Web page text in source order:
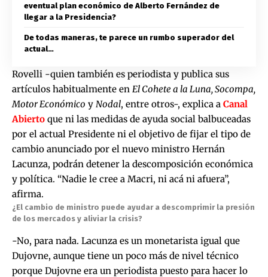
eventual plan económico de Alberto Fernández de
llegar a la Presidencia?
De todas maneras, te parece un rumbo superador del
actual…
Rovelli -quien también es periodista y publica sus
artículos habitualmente en El Cohete a la Luna, Socompa,
Motor Económico y Nodal, entre otros-, explica a Canal
Abierto que ni las medidas de ayuda social balbuceadas
por el actual Presidente ni el objetivo de fijar el tipo de
cambio anunciado por el nuevo ministro Hernán
Lacunza, podrán detener la descomposición económica
y política. “Nadie le cree a Macri, ni acá ni afuera”,
afirma.
¿El cambio de ministro puede ayudar a descomprimir la presión
de los mercados y aliviar la crisis?
-No, para nada. Lacunza es un monetarista igual que
Dujovne, aunque tiene un poco más de nivel técnico
porque Dujovne era un periodista puesto para hacer lo